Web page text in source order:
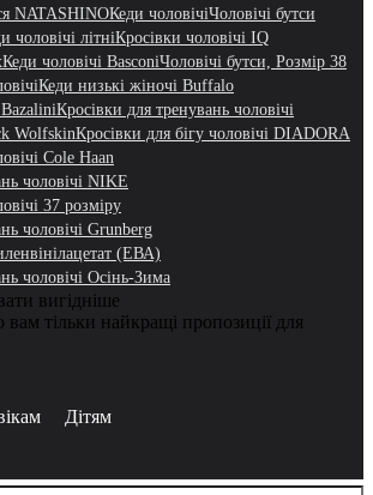
NATASHINOКеди чоловічіЧоловічі бутси
чоловічі літніКросівки чоловічі IQ
Кеди чоловічі BasconiЧоловічі бутси, Розмір 38
Кеди низькі жіночі Buffalo
Кросівки для тренувань чоловічі
WolfskinКросівки для бігу чоловічі DIADORA
Cole Haan
чоловічі NIKE
37 розміру
чоловічі Grunberg
(ЕВА)
чоловічі Осінь-Зима
вигідніше
тільки найкращі пропозиції для
Дітям